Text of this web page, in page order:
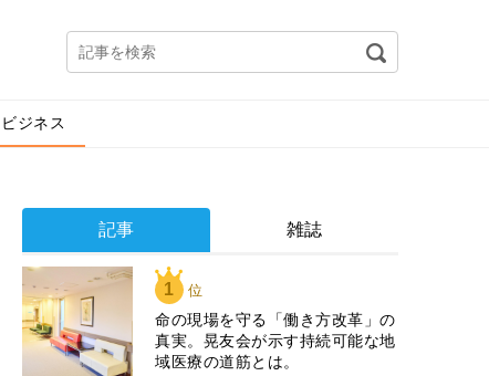
ビジネス
記事 雑誌
1 位
​命の現場を守る「働き方改革」の
真実。晃友会が示す持続可能な地
域医療の道筋とは。